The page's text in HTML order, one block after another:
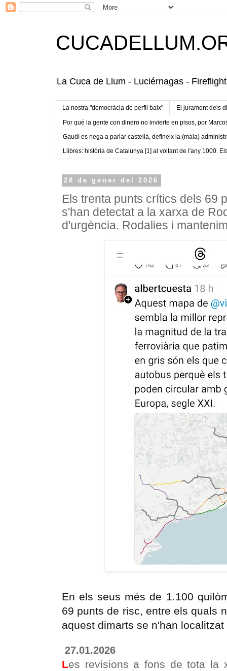
La Cuca de Llum - Luciérnagas -
La nostra "democràcia de perfil baix" El jurament dels
Por qué la gente con dinero no invierte en pisos, por
Gaudí es nega a parlar castellà, defineix la (mala)
Llibres: història de Catalunya [1] al voltant de l'any 1000.
28 de gener del 2026
Els trenta punts crítics dels 69
s'han detectat a la xarxa de
d'urgència. Rodalies i
En els seus més de 1.100
69 punts de risc, entre els quals
aquest dimarts se n'han localitzat
27.01.2026
Les revisions a fons de tota la